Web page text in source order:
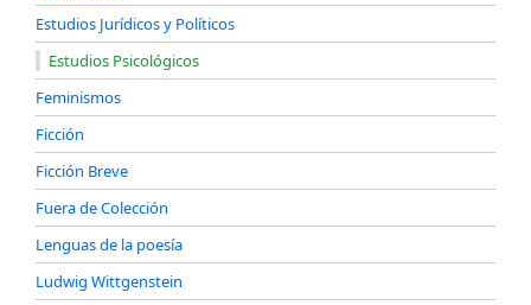
Estudios Jurídicos y Políticos
Estudios Psicológicos
Feminismos
Ficción
Ficción Breve
Fuera de Colección
Lenguas de la poesía
Ludwig Wittgenstein